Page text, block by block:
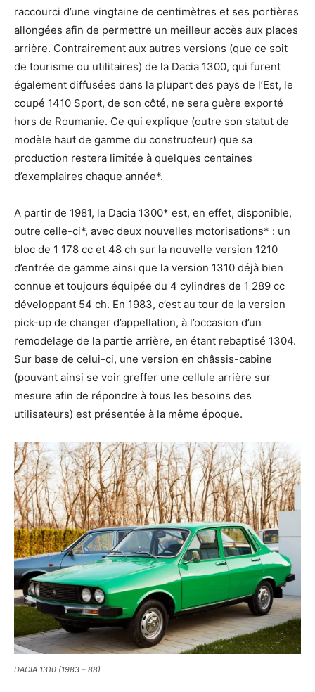
raccourci d’une vingtaine de centimètres et ses portières
allongées afin de permettre un meilleur accès aux places
arrière. Contrairement aux autres versions (que ce soit
de tourisme ou utilitaires) de la Dacia 1300, qui furent
également diffusées dans la plupart des pays de l’Est, le
coupé 1410 Sport, de son côté, ne sera guère exporté
hors de Roumanie. Ce qui explique (outre son statut de
modèle haut de gamme du constructeur) que sa
production restera limitée à quelques centaines
d’exemplaires chaque année*.
A partir de 1981, la Dacia 1300* est, en effet, disponible,
outre celle-ci*, avec deux nouvelles motorisations* : un
bloc de 1 178 cc et 48 ch sur la nouvelle version 1210
d’entrée de gamme ainsi que la version 1310 déjà bien
connue et toujours équipée du 4 cylindres de 1 289 cc
développant 54 ch. En 1983, c’est au tour de la version
pick-up de changer d’appellation, à l’occasion d’un
remodelage de la partie arrière, en étant rebaptisé 1304.
Sur base de celui-ci, une version en châssis-cabine
(pouvant ainsi se voir greffer une cellule arrière sur
mesure afin de répondre à tous les besoins des
utilisateurs) est présentée à la même époque.
DACIA 1310 (1983 – 88)